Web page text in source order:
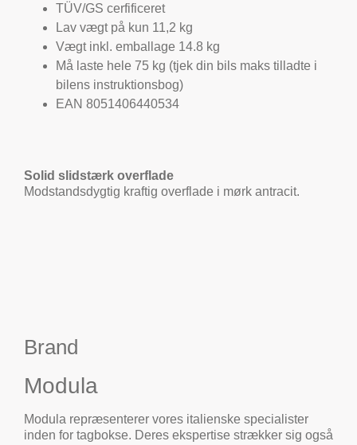
TÜV/GS cerfificeret
Lav vægt på kun 11,2 kg
Vægt inkl. emballage 14.8 kg
Må laste hele 75 kg (tjek din bils maks tilladte i
bilens instruktionsbog)
EAN 8051406440534
Solid slidstærk overflade
Modstandsdygtig kraftig overflade i mørk antracit.
Brand
Modula
Modula repræsenterer vores italienske specialister
inden for tagbokse. Deres ekspertise strækker sig også